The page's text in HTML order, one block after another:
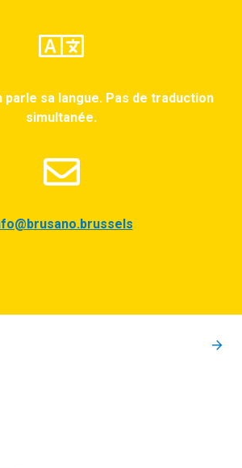
parle sa langue. Pas de traduction
simultanée.